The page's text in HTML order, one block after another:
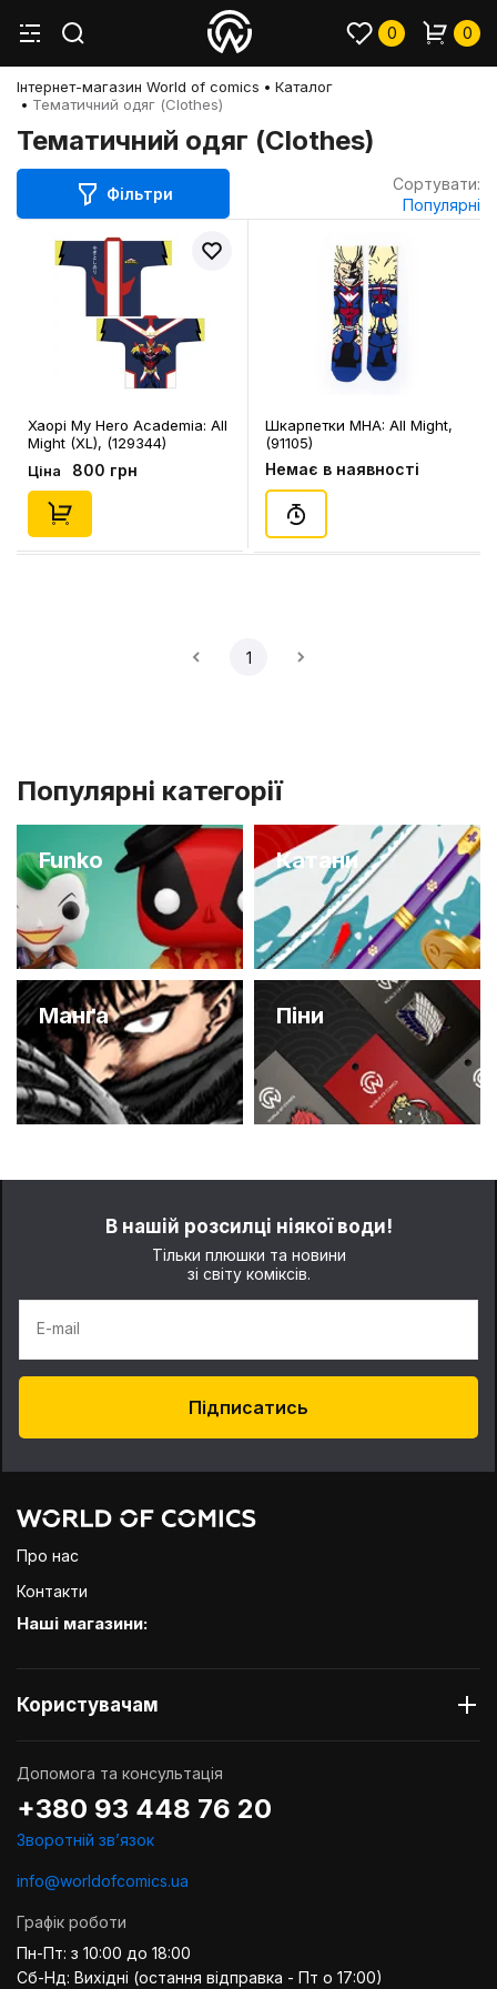
0 0
Інтернет-магазин World of comics
Каталог
Тематичний одяг (Clothes)
Тематичний одяг (Clothes)
Фільтри
Сортувати:
Популярні
Хаорі My Hero Academia: All
Might (XL), (129344)
Ціна 800 грн
Шкарпетки MHA: All Might,
(91105)
Немає в наявності
1
Популярні категорії
Funko Катани
Манґа Піни
В нашій розсилці ніякої води!
Тільки плюшки та новини
зі світу коміксів.
E-mail
Підписатись
Про нас
Контакти
Наші магазини:
Користувачам
Допомога та консультація
+380 93 448 76 20
Зворотній звʼязок
info@worldofcomics.ua
Графік роботи
Пн-Пт: з 10:00 до 18:00
Сб-Нд: Вихідні (остання відправка - Пт о 17:00)